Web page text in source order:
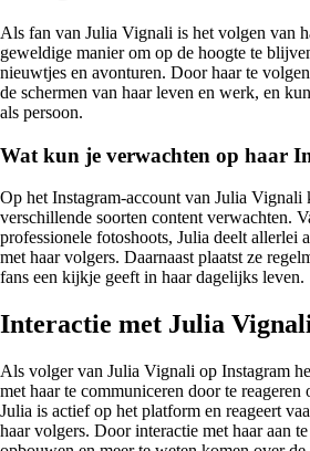
Als fan van Julia Vignali is het volgen van
geweldige manier om op de hoogte te
nieuwtjes en avonturen. Door haar te
de schermen van haar leven en werk, en
als persoon.
Wat kun je verwachten op haar
Op het Instagram-account van Julia Vignali
verschillende soorten content verwachten.
professionele fotoshoots, Julia deelt allerlei
met haar volgers. Daarnaast plaatst ze
fans een kijkje geeft in haar dagelijks leven.
Interactie met Julia
Als volger van Julia Vignali op Instagram
met haar te communiceren door te reageren
Julia is actief op het platform en reageert
haar volgers. Door interactie met haar aan